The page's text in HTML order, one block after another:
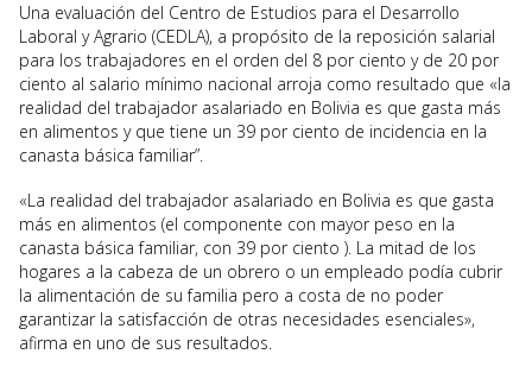
Una evaluación del Centro de Estudios para el Desarrollo
Laboral y Agrario (CEDLA), a propósito de la reposición salarial
para los trabajadores en el orden del 8 por ciento y de 20 por
ciento al salario mínimo nacional arroja como resultado que «la
realidad del trabajador asalariado en Bolivia es que gasta más
en alimentos y que tiene un 39 por ciento de incidencia en la
canasta básica familiar”.
«La realidad del trabajador asalariado en Bolivia es que gasta
más en alimentos (el componente con mayor peso en la
canasta básica familiar, con 39 por ciento ). La mitad de los
hogares a la cabeza de un obrero o un empleado podía cubrir
la alimentación de su familia pero a costa de no poder
garantizar la satisfacción de otras necesidades esenciales»,
afirma en uno de sus resultados.